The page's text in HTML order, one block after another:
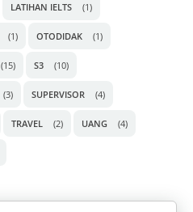
LATIHAN IELTS (1)
(1) OTODIDAK (1)
(15) S3 (10)
(3) SUPERVISOR (4)
TRAVEL (2) UANG (4)